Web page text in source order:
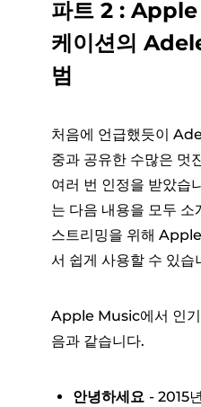
파트 2 :
케이션의
범
처음에 언급했듯이
중과 공유한 수많은 멋
여러 번 인정을 받았습
는 다음 내용을 모두 소
스트리밍을 위해
서 쉽게 사용할 수 있습
Apple Music에서 인
음과 같습니다.
안녕하세요 - 2015